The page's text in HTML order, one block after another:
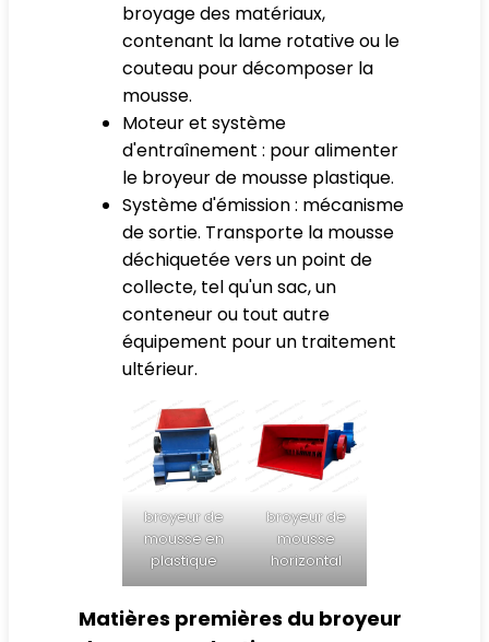
broyage des matériaux,
contenant la lame rotative ou le
couteau pour décomposer la
mousse.
Moteur et système
d'entraînement : pour alimenter
le broyeur de mousse plastique.
Système d'émission : mécanisme
de sortie. Transporte la mousse
déchiquetée vers un point de
collecte, tel qu'un sac, un
conteneur ou tout autre
équipement pour un traitement
ultérieur.
broyeur de
mousse en
plastique
broyeur de
mousse
horizontal
Matières premières du broyeur